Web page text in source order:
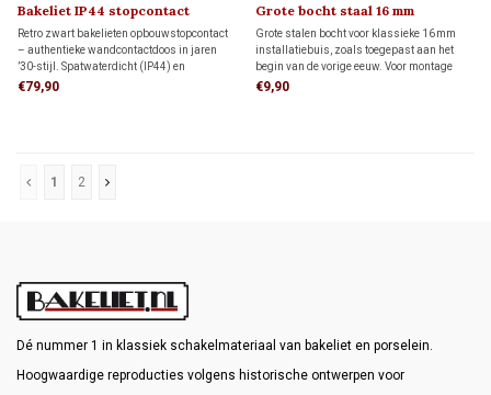
Bakeliet IP44 stopcontact
(BE/FR kindveilig) 1930
Retro zwart bakelieten opbouwstopcontact
– authentieke wandcontactdoos in jaren
’30-stijl. Spatwaterdicht (IP44) en
uitgevoerd met boveninvoer. Het onderblok
€79,90
Grote bocht staal 16 mm
Grote stalen bocht voor klassieke 16 mm
installatiebuis, zoals toegepast aan het
begin van de vorige eeuw. Voor montage
aan een buis zijn twee sokken nodig, die
€9,90
1 2
Dé nummer 1 in klassiek schakelmateriaal van bakeliet en porselein.
Hoogwaardige reproducties volgens historische ontwerpen voor